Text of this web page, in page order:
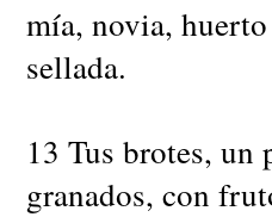
mía, novia,
sellada.
13 Tus brotes, un
granados, con